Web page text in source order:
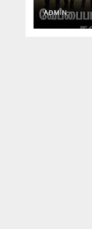
ADMIN